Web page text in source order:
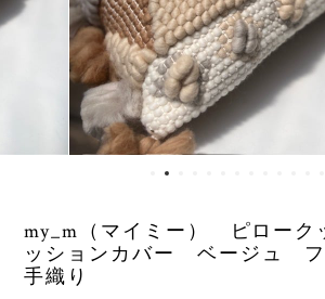
my_m（マイミー） ピロー
ッションカバー ベージュ
手織り